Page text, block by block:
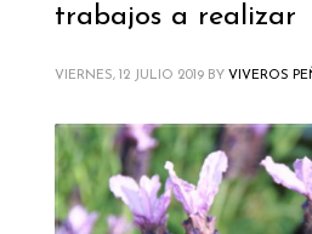
trabajos a realizar
VIERNES, 12 JULIO 2019 BY VIVEROS